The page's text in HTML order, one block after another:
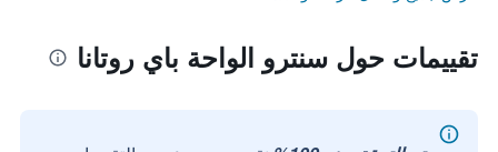
تقييمات حول سنترو الواحة باي روتانا